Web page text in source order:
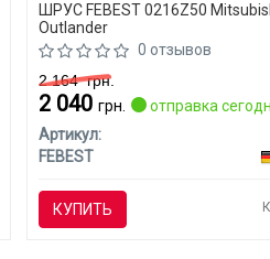
ШРУС FEBEST 0216Z50
Outlander
0 отзывов
2 164грн.
2 040грн.
отправка
Артикул:
FEBEST
КУПИТЬ